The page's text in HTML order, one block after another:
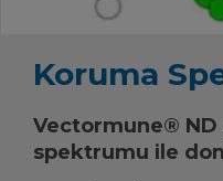
Koruma
Vectormune®
spektrumu ile